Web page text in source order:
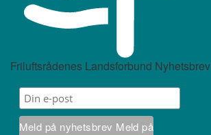
Friluftsrådenes Landsforbund Nyhetsbrev
Meld på nyhetsbrev Meld på